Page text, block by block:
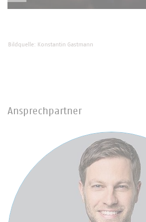
Bildquelle: Konstantin Gastmann
Ansprechpartner